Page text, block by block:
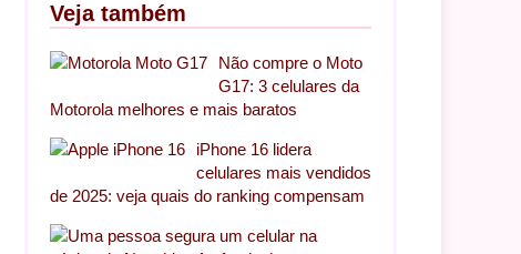
Veja também
Não compre o Moto
G17: 3 celulares da
Motorola melhores e mais baratos
iPhone 16 lidera
celulares mais vendidos
de 2025: veja quais do ranking compensam